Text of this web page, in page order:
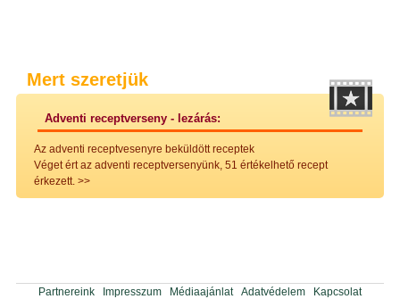
Köretek
Klasszikus főzelékek
Zöldséges ételek
Hidegkonyhai készítmények
Főtt tészták
Zsiradékban sült tészták
Sütőben sült tészták
Házi befőzés
Mert szeretjük
Adventi receptverseny - lezárás:
Az adventi receptvesenyre beküldött receptek
Véget ért az adventi receptversenyünk, 51 értékelhető recept
érkezett. >>
Partnereink Impresszum Médiaajánlat Adatvédelem Kapcsolat